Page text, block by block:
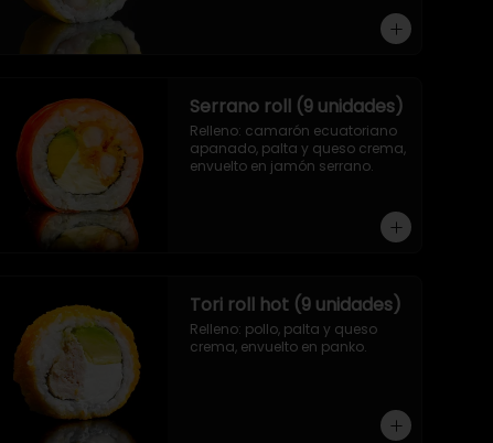
Serrano roll (9 unidades)
Relleno: camarón ecuatoriano
apanado, palta y queso crema,
envuelto en jamón serrano.
Tori roll hot (9 unidades)
Relleno: pollo, palta y queso
crema, envuelto en panko.